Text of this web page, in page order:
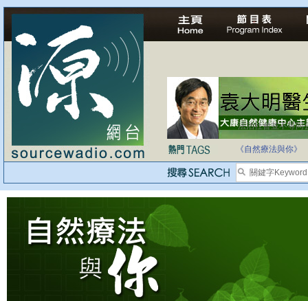
法治社會並不等同
自家教育合法化-
《自然療法與你》